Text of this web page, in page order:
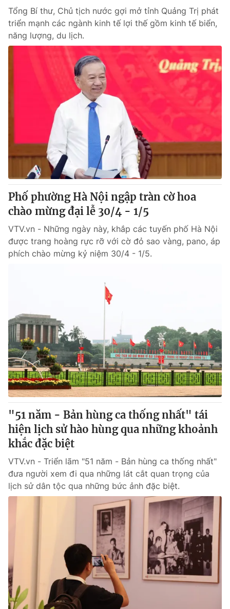
Ðiện thoại Thời báo VTV:
024.66 897 897
Email:toasoan@vtv.vn
Liên hệ quảng cáo:024-7300.7108
® Cấm sao chép dưới mọi hình thức nếu không có sự chấp
thuận bằng văn bản. Ghi rõ nguồn VTV.vn khi phát hành lại
thông tin từ website này.
Tổng Bí thư, Chủ tịch nước gợi mở tỉnh Quảng Trị phát
triển mạnh các ngành kinh tế lợi thế gồm kinh tế biển,
năng lượng, du lịch.
Phố phường Hà Nội ngập tràn cờ hoa
chào mừng đại lễ 30/4 - 1/5
VTV.vn - Những ngày này, khắp các tuyến phố Hà Nội
được trang hoàng rực rỡ với cờ đỏ sao vàng, pano, áp
phích chào mừng kỷ niệm 30/4 - 1/5.
"51 năm - Bản hùng ca thống nhất" tái
hiện lịch sử hào hùng qua những khoảnh
khắc đặc biệt
VTV.vn - Triển lãm "51 năm - Bản hùng ca thống nhất"
đưa người xem đi qua những lát cắt quan trọng của
lịch sử dân tộc qua những bức ảnh đặc biệt.